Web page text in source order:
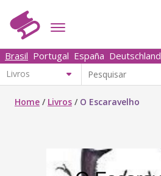
Brasil Portugal España Deutschland
Home / Livros / O Escaravelho